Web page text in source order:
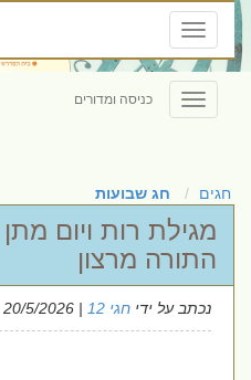
Toggle
navigation
Toggle
navigation
כניסה ומדורים
חגים חג שבועות
מגילת רות ויום
התורה מרצון
נכתב על ידיחגי 12 | 20/5/2026